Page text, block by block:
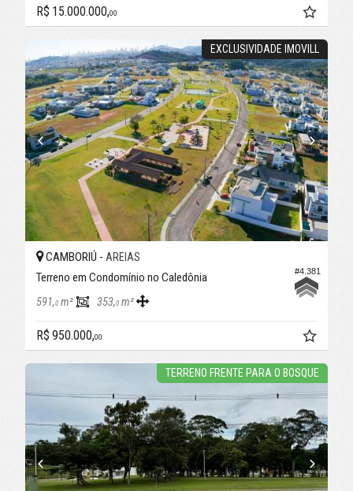
R$ 15.000.000,00
EXCLUSIVIDADE IMOVILL
#4.381
CAMBORIÚ - AREIAS
Terreno em Condomínio no Caledônia
591,0 m² 353,0m²
R$ 950.000,00
TERRENO FRENTE PARA O BOSQUE